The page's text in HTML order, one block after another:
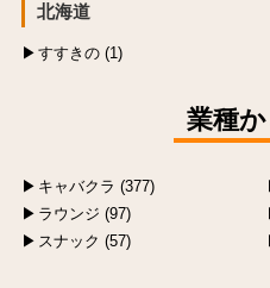
北海道
すすきの (1)
業種
キャバクラ (377)
ラウンジ (97)
スナック (57)